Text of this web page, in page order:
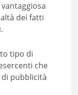
dei fatti
tipo di
che
pubblicità